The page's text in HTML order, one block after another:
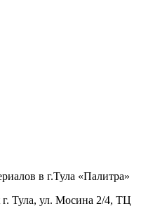
в г.Тула «Палитра»
г. Тула, ул. Мосина 2/4, ТЦ